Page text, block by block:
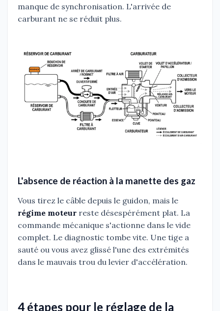
manque de synchronisation. L'arrivée de
carburant ne se réduit plus.
L'absence de réaction à la manette des gaz
Vous tirez le câble depuis le guidon, mais le
régime moteur reste désespérément plat. La
commande mécanique s'actionne dans le vide
complet. Le diagnostic tombe vite. Une tige a
sauté ou vous avez glissé l'une des extrémités
dans le mauvais trou du levier d'accélération.
4 étapes pour le réglage de la